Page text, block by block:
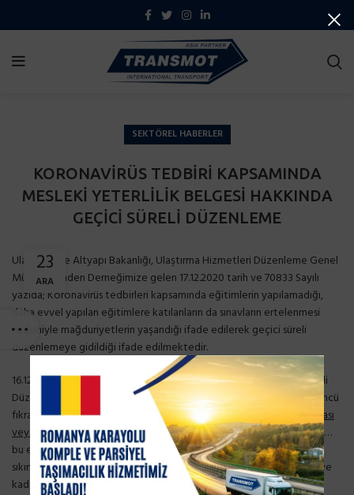
SEKTÖREL HABERLER
KORONAVİRÜS TEDBİRİ KAPSAMINDA
MESLEKİ YETERLİLİK BELGESİ HAKKINDA
GEÇİCİ SÜRELİ DÜZENLEME
23
ARA
Ulaştırma ve Altyapı Bakanlığı, Ulaştırma Hizmetleri Düzenleme Genel
Müdürlüğünden Derneğimize gelen 17.12.2020 tarih ve 70833 Sayılı
yazıda; Koronavirüs tedbirleri kapsamında eğitimlerin yapılamadığı,
daha evvel yapılan eğitimlere katılanların da sınavların ertelenmesi
nedeniyle mağduriyetlerin yaşandığı ifade edilerek geçici süreli
düzenlemeye gidildiği ifade edilmektedir.
16.12.2020 tarih ve 70241 Sayılı Bakanlık Oluru ile yapılan Geçici Süreli
Düzenlemede; Karayolu Taşıma Yönetmeliğinin 40. Maddesinin 34.ncü
fıkrasında belirtilen “
mesleki yeterlilik belgesi” şartınınsağlanamaması
veya sonradan kaybedilmesi halinde; yetki belgesi sahiplerinden“……
bu eksikliğiotuz gün içindesağlamaları şarttır” hükmünün yaşanan
sıkıntıların ortadan kalkmasına müteakip yeniden bir karar verilinceye
kadar aranmaması hususu uygun görülmüştür.